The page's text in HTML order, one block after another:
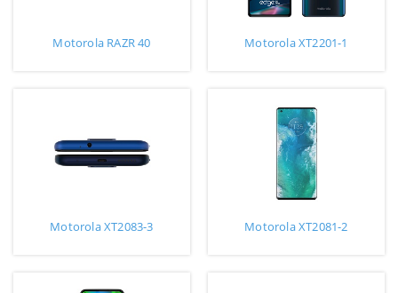
Motorola RAZR 40 Motorola XT2201-1
Motorola XT2083-3 Motorola XT2081-2